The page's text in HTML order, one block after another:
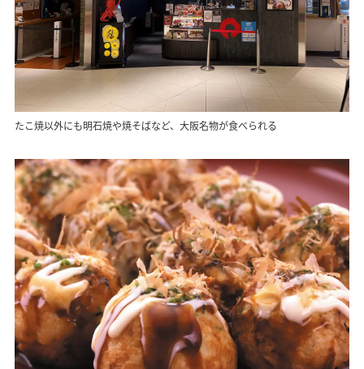
たこ焼以外にも明石焼や焼そばなど、大阪名物が食べられる